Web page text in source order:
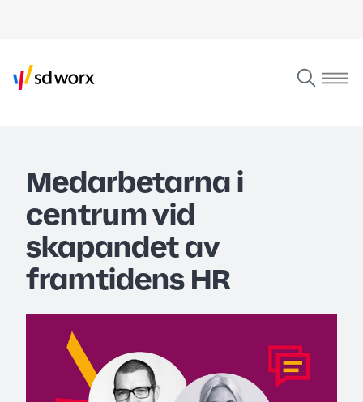
Medarbetarna i
centrum vid
skapandet av
framtidens HR